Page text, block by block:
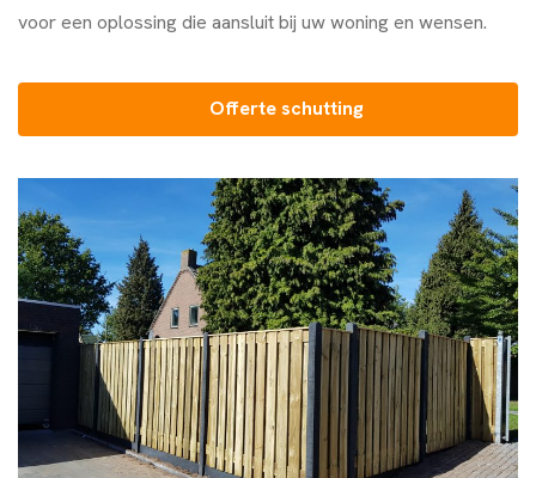
voor een oplossing die aansluit bij uw woning en wensen.
Offerte schutting